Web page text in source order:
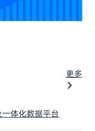
更多
体化数据平台